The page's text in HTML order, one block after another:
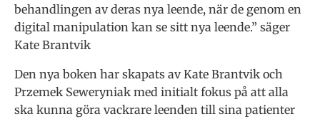
behandlingen av deras nya leende, när de genom en
digital manipulation kan se sitt nya leende.” säger
Kate Brantvik
Den nya boken har skapats av Kate Brantvik och
Przemek Seweryniak med initialt fokus på att alla
ska kunna göra vackrare leenden till sina patienter